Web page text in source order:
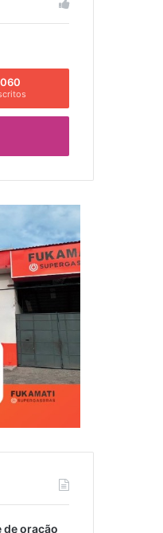
oração